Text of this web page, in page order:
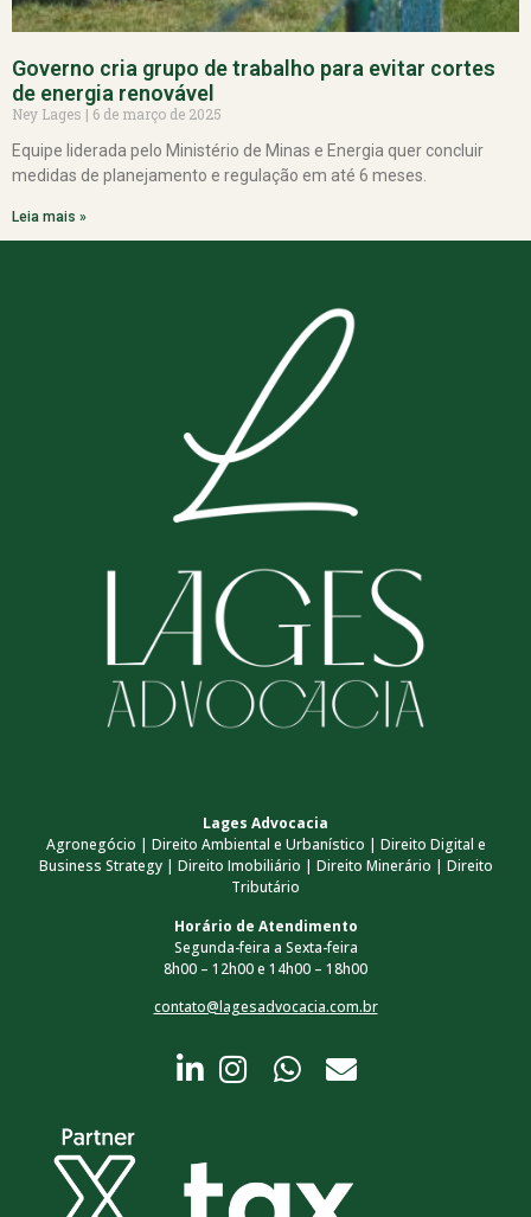
Governo cria grupo de trabalho para evitar cortes
de energia renovável
Ney Lages
6 de março de 2025
Equipe liderada pelo Ministério de Minas e Energia quer concluir
medidas de planejamento e regulação em até 6 meses.
Leia mais »
Lages Advocacia
Agronegócio | Direito Ambiental e Urbanístico | Direito Digital e
Business Strategy | Direito Imobiliário | Direito Minerário | Direito
Tributário
Horário de Atendimento
Segunda-feira a Sexta-feira
8h00 – 12h00 e 14h00 – 18h00
contato@lagesadvocacia.com.br